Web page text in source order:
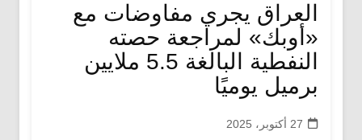
العراق يجري مفاوضات مع
«أوبك» لمراجعة حصته
النفطية البالغة 5.5 ملايين
برميل يوميًا
27 أكتوبر، 2025